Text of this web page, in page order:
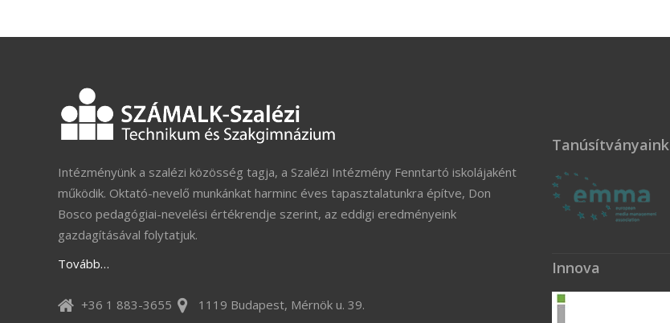
Intézményünk a szalézi közösség tagja, a Szalézi Intézmény Fenntartó iskolájaként
működik. Oktató-nevelő munkánkat harminc éves tapasztalatunkra építve, Don
Bosco pedagógiai-nevelési értékrendje szerint, az eddigi eredményeink
gazdagításával folytatjuk.
Tovább…
+36 1 883-3655
1119 Budapest, Mérnök u. 39.
Tanúsítványaink
Innova